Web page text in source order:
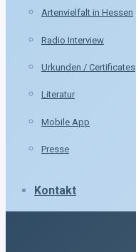
Artenvielfalt in Hessen
Radio Interview
Urkunden / Certificates
Literatur
Mobile App
Presse
Kontakt